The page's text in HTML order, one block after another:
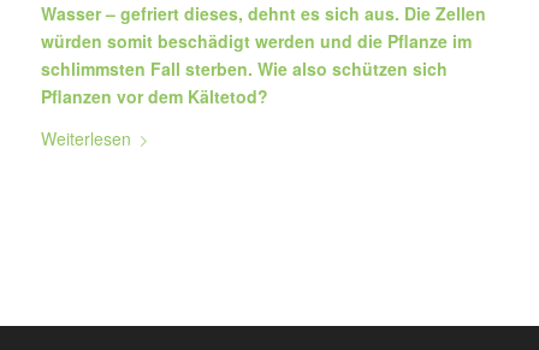
Wasser – gefriert dieses, dehnt es sich aus. Die Zellen
würden somit beschädigt werden und die Pflanze im
schlimmsten Fall sterben. Wie also schützen sich
Pflanzen vor dem Kältetod?
Weiterlesen